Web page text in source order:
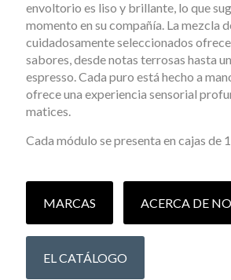
envoltorio es liso y brillante, lo que
momento en su compañía. La mezcla
cuidadosamente seleccionados
sabores, desde notas terrosas hasta
espresso. Cada puro está hecho a
ofrece una experiencia sensorial
matices.
Cada módulo se presenta en cajas de
MARCAS ACERCA DE
EL CATÁLOGO